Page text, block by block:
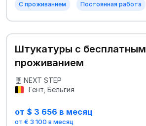
С проживанием Постоянная работа
Штукатуры с бесплатным
проживанием
NEXT STEP
Гент, Бельгия
от $ 3 656 в месяц
от € 3 100 в месяц